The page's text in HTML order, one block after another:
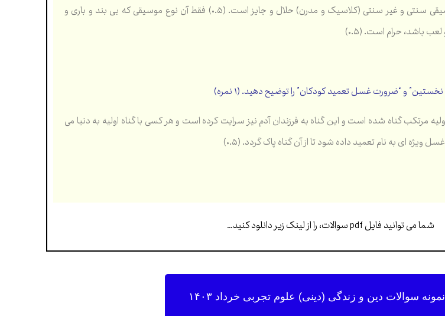
: طبق نظر اسلام استفاده از انواع موسیقی سنتی و غیر سنتی (کلاسیک و مدرن) حلال و جایز است. (۰.۵) فقط آن نوع موسیقی که بی بند و باری و
باشد، حرام است. (۰.۵)
و “ضرورت غسل تعمید کودکان” را توضیح دهید. (۱ نمره)
مرتکب گناه شده است و این گناه به فرزندان آدم نیز سرایت کرده است و هر کسی با گناه اولیه به دنیا می
شما می توانید فایل pdf سوالات، را از لینک زیر دانلود کنید…
نمونه سوالات دین و زندگی (دینی) علوم تجربی خرداد ۱۴۰۳